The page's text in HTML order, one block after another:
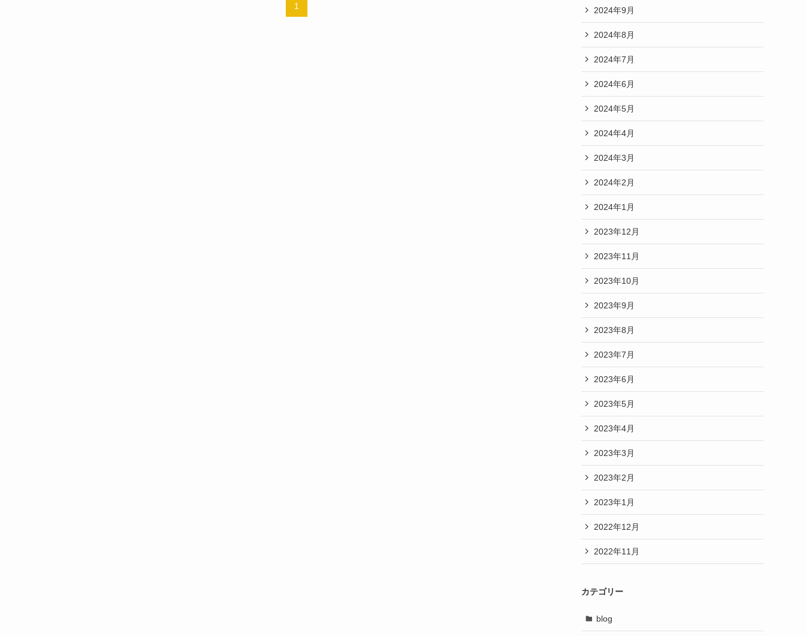
1 2024年9月
2024年8月
2024年7月
2024年6月
2024年5月
2024年4月
2024年3月
2024年2月
2024年1月
2023年12月
2023年11月
2023年10月
2023年9月
2023年8月
2023年7月
2023年6月
2023年5月
2023年4月
2023年3月
2023年2月
2023年1月
2022年12月
2022年11月
カテゴリー
blog